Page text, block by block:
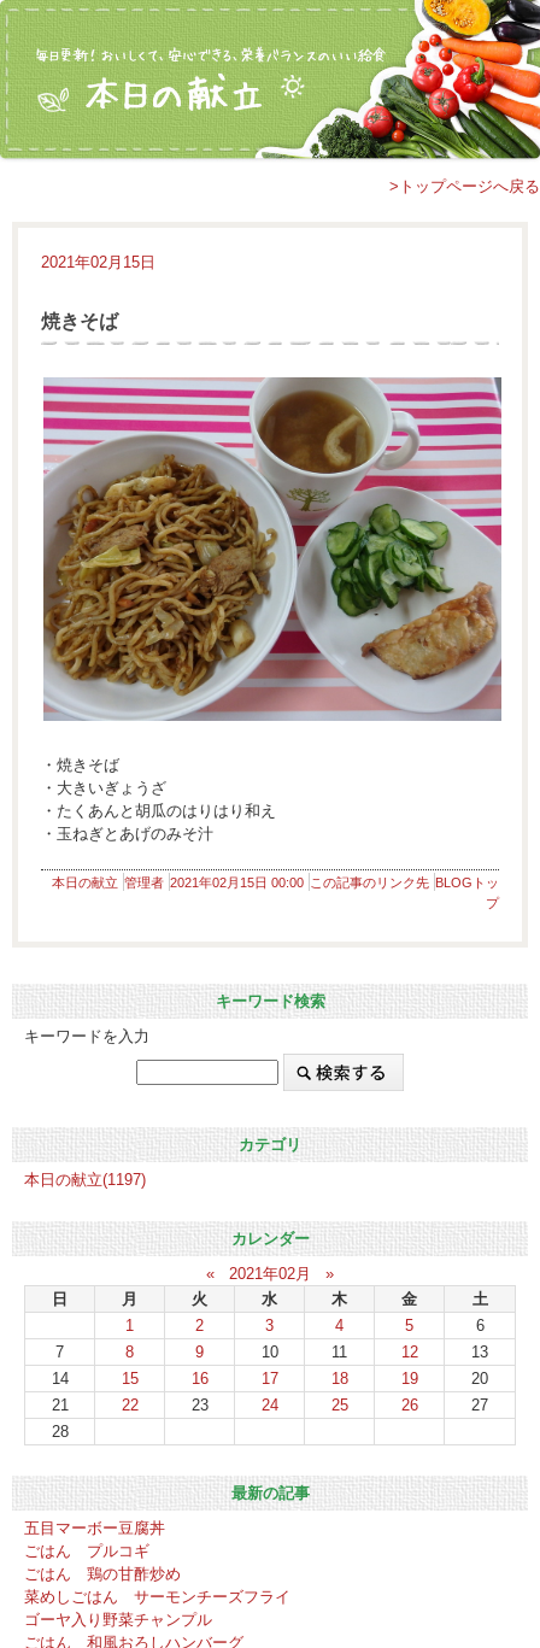
>トップページへ戻る
2021年02月15日
焼きそば
・焼きそば
・大きいぎょうざ
・たくあんと胡瓜のはりはり和え
・玉ねぎとあげのみそ汁
本日の献立 管理者 2021年02月15日 00:00 この記事のリンク先 BLOGトッ
プ
キーワード検索
キーワードを入力
カテゴリ
本日の献立(1197)
カレンダー
«
2021年02月
»
日
月 火 水 木 金
土
1
2 3 4 5
6
7
8 9 10 11 12
13
14
15 16 17 18 19
20
21
22 23 24 25 26
27
28
最新の記事
五目マーボー豆腐丼
ごはん プルコギ
ごはん 鶏の甘酢炒め
菜めしごはん サーモンチーズフライ
ゴーヤ入り野菜チャンプル
ごはん 和風おろしハンバーグ